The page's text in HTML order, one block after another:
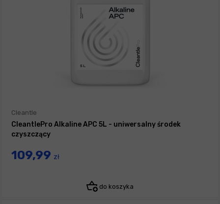
Cleantle
CleantlePro Alkaline APC 5L - uniwersalny środek
czyszczący
109,99 zł
do koszyka